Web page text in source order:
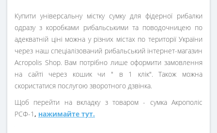
Купити універсальну містку сумку для фідерної рибалки
одразу з коробками рибальськими та поводочницею по
адекватній ціні можна у різних містах по території України
через наш спеціалізований рибальський інтернет-магазин
Acropolis Shop. Вам потрібно лише оформити замовлення
на сайті через кошик чи " в 1 клік". Також можна
скористатися послугою зворотного дзвінка.
Щоб перейти на вкладку з товаром - сумка Акрополіс
РСФ-1, нажимайте тут.